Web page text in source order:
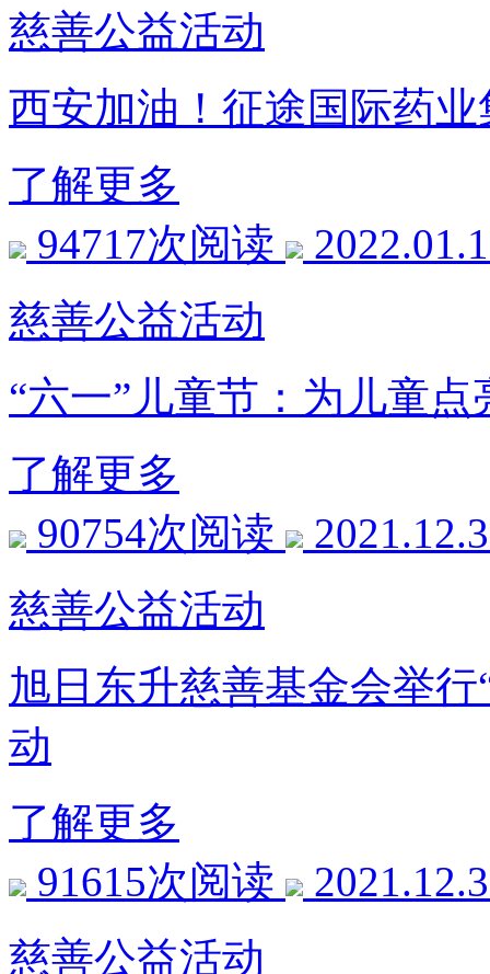
慈善公益活动
西安加油！征途国际药
了解更多
94717次阅读
慈善公益活动
“六一”儿童节：为儿童
了解更多
90754次阅读
慈善公益活动
旭日东升慈善基金会举
动
了解更多
91615次阅读
慈善公益活动